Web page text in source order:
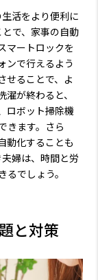
活をより便利に
で、家事の自動
マートロックを
ンで行えるよう
せることで、よ
が終わると、
ロボット掃除機
きます。さら
動化することも
婦は、時間と労
でしょう。
と対策